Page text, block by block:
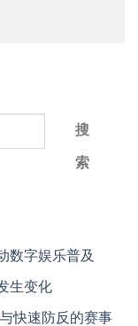
搜
索
数字娱乐普及
生变化
快速防反的赛事